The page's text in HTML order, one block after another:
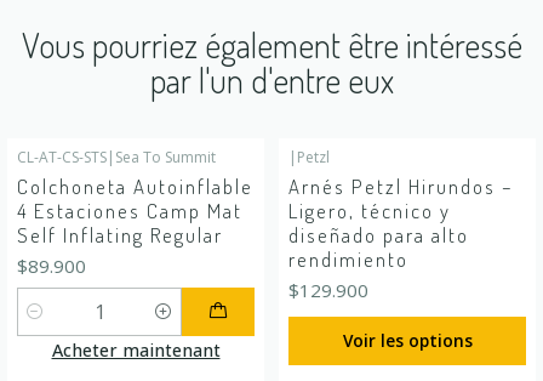
Vous pourriez également être intéressé
par l'un d'entre eux
CL-AT-CS-STS| Sea To Summit
Colchoneta Autoinflable
4 Estaciones Camp Mat
Self Inflating Regular
$89.900
Quantité
Acheter maintenant
| Petzl
Arnés Petzl Hirundos –
Ligero, técnico y
diseñado para alto
rendimiento
$129.900
Voir les options